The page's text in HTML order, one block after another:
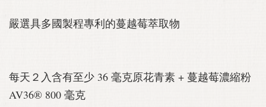
嚴選具多國製程專利的蔓越莓萃取物
每天２入含有至少 36 毫克原花青素 + 蔓越莓濃縮粉
AV36® 800 毫克